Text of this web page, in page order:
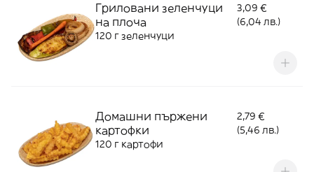
Гриловани зеленчуци
на плоча
3,09 €
(6,04 лв.)
120 г зеленчуци
Домашни пържени
картофки
2,79 €
(5,46 лв.)
120 г картофи